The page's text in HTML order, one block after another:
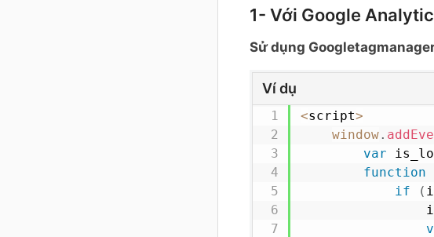
1- Với Google
Sử dụng
Ví dụ
<script>
window.
var
function
if
(